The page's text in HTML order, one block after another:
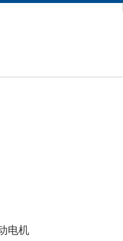
Keli
电机